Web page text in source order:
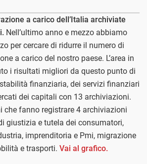
a carico dell’Italia archiviate
Nell’ultimo anno e mezzo abbiamo
per cercare di ridurre il numero di
a carico del nostro paese. L’area in
i risultati migliori da questo punto di
finanziaria, dei servizi finanziari
dei capitali con 13 archiviazioni.
che fanno registrare 4 archiviazioni
giustizia e tutela dei consumatori,
imprenditoria e Pmi, migrazione
e trasporti. Vai al grafico.